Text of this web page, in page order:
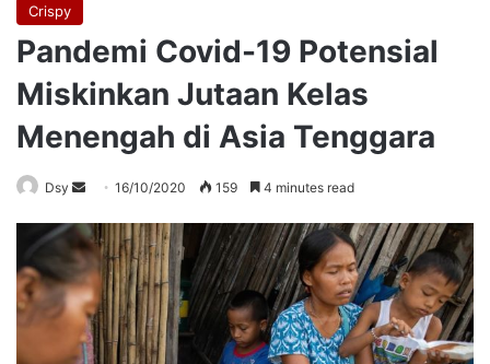
Crispy
Pandemi Covid-19 Potensial
Miskinkan Jutaan Kelas
Menengah di Asia Tenggara
Dsy
Send
email
16/10/2020 159 4 minutes read